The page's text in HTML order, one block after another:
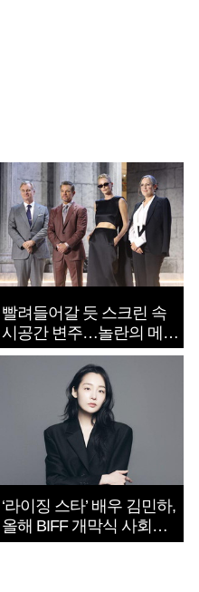
빨려들어갈 듯 스크린 속
시공간 변주…놀란의 메시
지는 ‘전쟁 속죄’
‘라이징 스타’ 배우 김민하,
올해 BIFF 개막식 사회자
확정